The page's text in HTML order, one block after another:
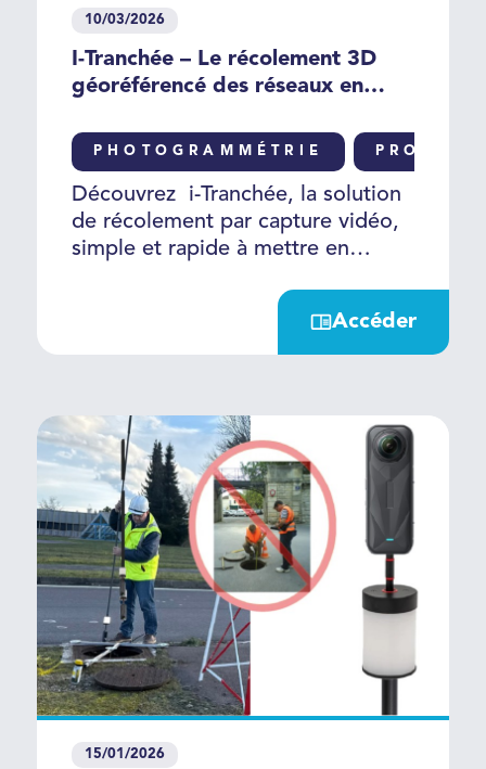
10/03/2026
I-Tranchée – Le récolement 3D
géoréférencé des réseaux en
PHOTOGRAMMÉTRIE PRODUIT
Découvrez i-Tranchée, la solution
de récolement par capture vidéo,
simple et rapide à mettre en
tranchée et à un levé GNSS
indépendant , réalisé avant ou
traitement photogrammétrique en
ligne exploite l’ensemble des
données pour produire un
récolement 3D géoréférencé
précis des réseaux avant
remblaiement. Les équipes
peuvent refermer la tranchée
immédiatement, sans attendre
l’intervention d’un géomètre sur
site. i-Tranchée améliore la
productivité, réduit les coûts et
supprime les temps d’attente
Accéder
15/01/2026